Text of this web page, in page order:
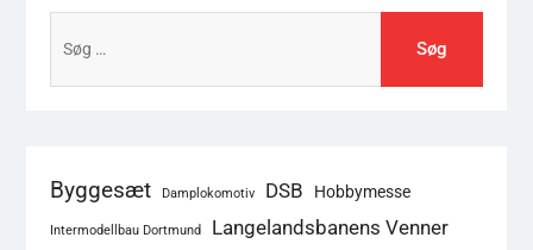
efter:
Byggesæt Damplokomotiv DSB Hobbymesse
Intermodellbau Dortmund
Langelandsbanens Venner